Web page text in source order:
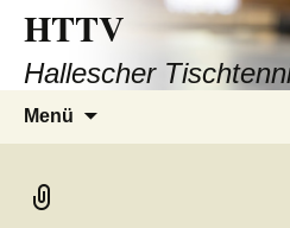
HTTV
Hallescher
Menü